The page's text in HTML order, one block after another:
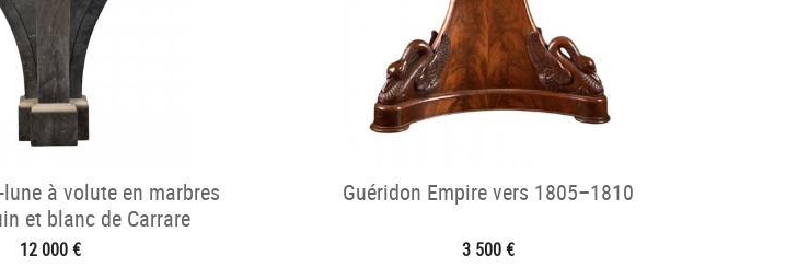
à volute en marbres
et blanc de Carrare
12 000 €
Guéridon Empire vers 1805–1810
3 500 €